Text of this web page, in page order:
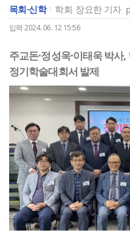
목회·신학 학회 장요한 기자
입력 2024. 06. 12 15:56
주교돈·정성욱·이태욱 박
정기학술대회서 발제